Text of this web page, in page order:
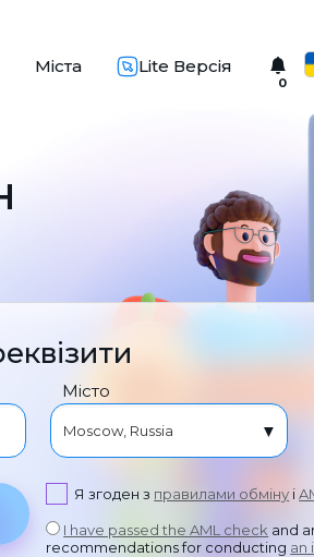
Міста Lite Версія
0
Türkçe
Eesti
中文
Місто
Я згоден з правилами обміну і
I have passed the AML check and
recommendations for conducting an